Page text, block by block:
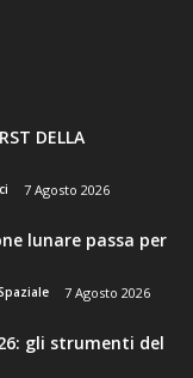
DELLA
7 Agosto 2026
lunare passa per
7 Agosto 2026
gli strumenti del